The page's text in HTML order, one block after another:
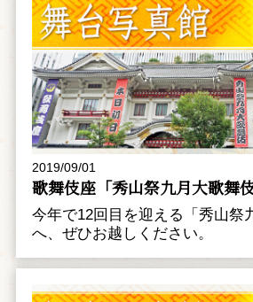
2019/09/01
歌舞伎座「秀山祭九月大歌舞伎
今年で12回目を迎える「秀山祭
へ、ぜひお越しください。